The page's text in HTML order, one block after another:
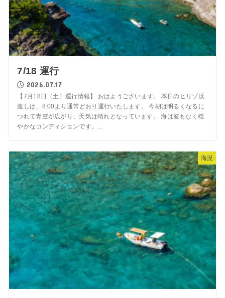
7/18 運行
2026.07.17
【7月18日（土）運行情報】 おはようございます。 本日のヒリゾ浜
渡しは、8:00より通常どおり運行いたします。 今朝は明るくなるに
つれて青空が広がり、天気は晴れとなっています。 海は波もなく穏
やかなコンディションです。...
海況